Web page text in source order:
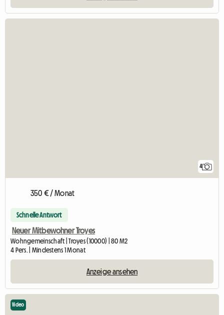
4
350 € / Monat
Schnelle Antwort
Neuer Mitbewohner Troyes
Wohngemeinschaft | Troyes (10000) | 80 M2
4 Pers. | Mindestens 1 Monat
Anzeige ansehen
Video